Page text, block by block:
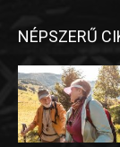
NÉPSZERŰ